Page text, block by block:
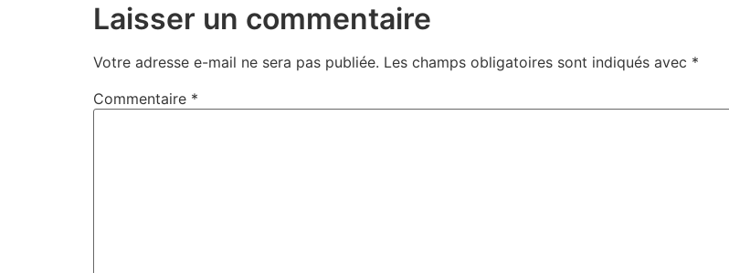
Laisser un commentaire
Votre adresse e-mail ne sera pas publiée. Les champs obligatoires sont indiqués avec *
Commentaire *